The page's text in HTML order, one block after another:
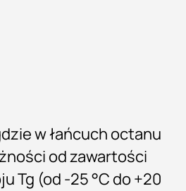
w łańcuch octanu
od zawartości
Tg (od -25 °C do +20